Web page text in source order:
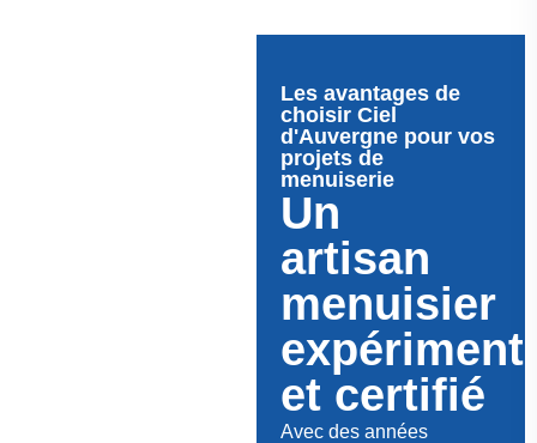
Les avantages de
choisir Ciel
d'Auvergne pour vos
projets de
menuiserie
Un
artisan
menuisier
et certifié
Avec des années